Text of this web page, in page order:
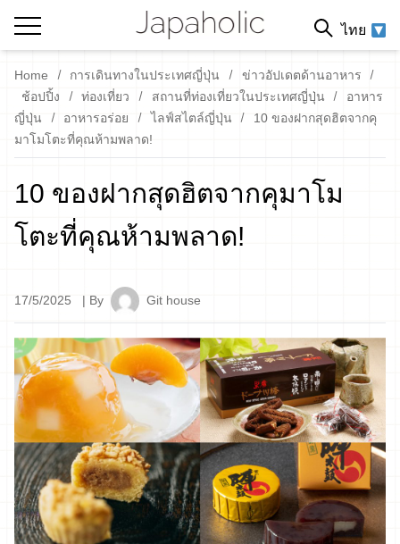
ไทย
Home การเดินทางในประเทศญี่ปุ่น
ข่าวอัปเดตด้านอาหาร
ช้อปปิ้ง
ท่องเที่ยว สถานที่ท่องเที่ยวในประเทศญี่ปุ่น
อาหาร
ญี่ปุ่น
อาหารอร่อย ไลฟ์สไตล์ญี่ปุ่น
10 ของฝากสุดฮิตจากคุ
มาโมโตะที่คุณห้ามพลาด!
10 ของฝากสุดฮิตจากคุมาโม
โตะที่คุณห้ามพลาด!
17/5/2025 | By Git house